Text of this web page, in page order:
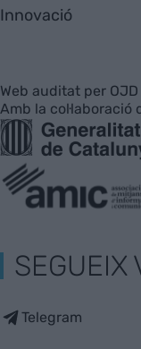
Innovació
Web auditat per
Amb la col·laboració
SEGUEIX
Telegram